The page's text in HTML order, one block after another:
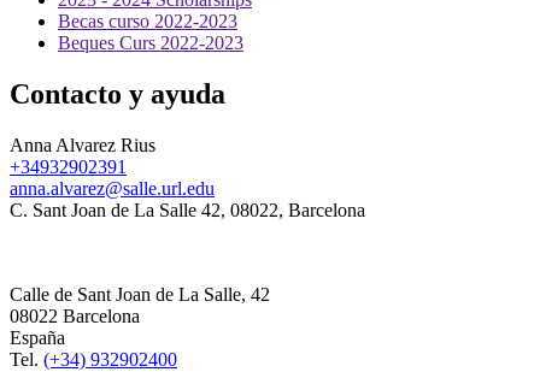
Becas curso 2022-2023
Beques Curs 2022-2023
Contacto y ayuda
Anna Alvarez Rius
+34932902391
anna.alvarez@salle.url.edu
C. Sant Joan de La Salle 42, 08022, Barcelona
Calle de Sant Joan de La Salle, 42
08022 Barcelona
España
Tel. (+34) 932902400